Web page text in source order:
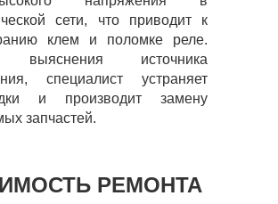
сети, что приводит к
клем и поломке реле.
выяснения источника
специалист устраняет
и производит замену
запчастей.
РЕМОНТА